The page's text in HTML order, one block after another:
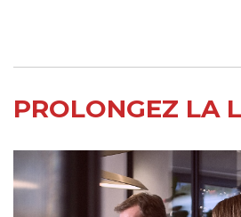
PROLONGEZ LA